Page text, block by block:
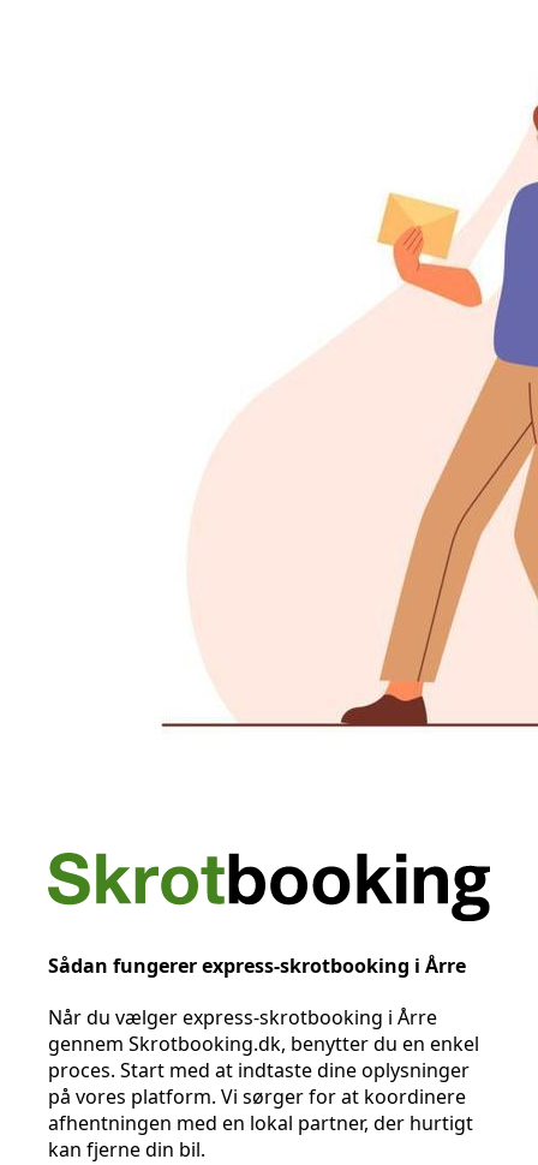
Sådan fungerer express-skrotbooking i Årre
Når du vælger express-skrotbooking i Årre
gennem Skrotbooking.dk, benytter du en enkel
proces. Start med at indtaste dine oplysninger
på vores platform. Vi sørger for at koordinere
afhentningen med en lokal partner, der hurtigt
kan fjerne din bil.